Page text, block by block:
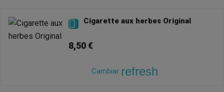
 Cigarette aux herbes Original
8,50 €
Cambiar refresh